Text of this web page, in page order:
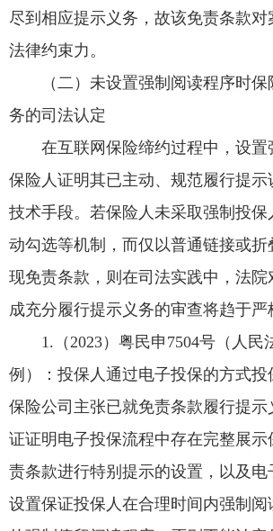
尽到相应提示义务，故该免责条款
法律约束力。
（二）未设置强制阅读程序时
务的司法认定
在互联网保险缔约过程中，设置
保险人证明其已主动、规范履行提
技术手段。若保险人未采取强制投
动勾选等机制，而仅以普通链接或折
现免责条款，则在司法实践中，法院
成充分履行提示义务的审查将趋于严
1.（2023）粤民申7504号（人民
例）：投保人通过电子投保的方式投
保险公司主张已就免责条款履行提
证证明电子投保流程中存在完整展
责条款进行特别提示的设置，以及电
设置保证投保人在合理时间内强制阅